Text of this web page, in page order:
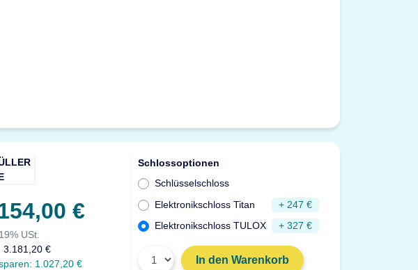
€
USt.
3.181,20 €
1.027,20 €
Schlossoptionen
Schlüsselschloss
Elektronikschloss Titan
+ 247 €
Elektronikschloss TULOX
+ 327 €
In den Warenkorb